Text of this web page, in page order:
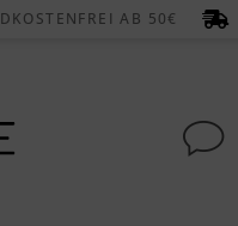
AB 50€